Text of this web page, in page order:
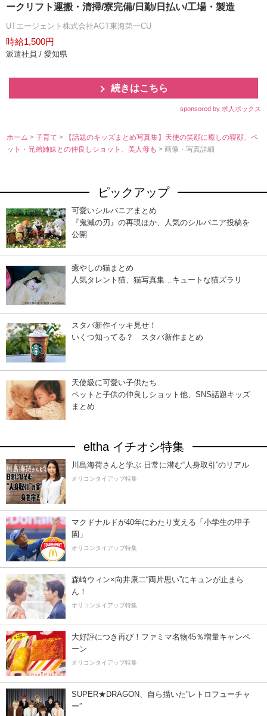
ークリフト運搬・清掃/寮完備/日勤/日払い/工場・製造
UTエージェント株式会社AGT東海第一CU
時給1,500円
派遣社員 / 愛知県
続きはこちら
sponsored by 求人ボックス
ホーム >子育て>
【話題のキッズまとめ写真集】天使の笑顔に癒しの寝顔、ペ
ット・兄弟姉妹との仲良しショット、美人母も> 画像・写真詳細
ピックアップ
可愛いシルバニアまとめ
『鬼滅の刃』の再現ほか、人気のシルバニア投稿を
公開
癒やしの猫まとめ
人気タレント猫、猫写真集…キュートな猫ズラリ
スタバ新作イッキ見せ！
いくつ知ってる？ スタバ新作まとめ
天使級に可愛い子供たち
ペットと子供の仲良しショット他、SNS話題キッズ
まとめ
eltha イチオシ特集
川島海荷さんと学ぶ 日常に潜む“人身取引”のリアル
オリコンタイアップ特集
マクドナルドが40年にわたり支える「小学生の甲子
園」
オリコンタイアップ特集
森崎ウィン×向井康二“両片思い”にキュンが止まら
ん！
オリコンタイアップ特集
大好評につき再び！ファミマ名物45％増量キャンペ
ーン
オリコンタイアップ特集
SUPER★DRAGON、自ら描いた”レトロフューチャ
ー”